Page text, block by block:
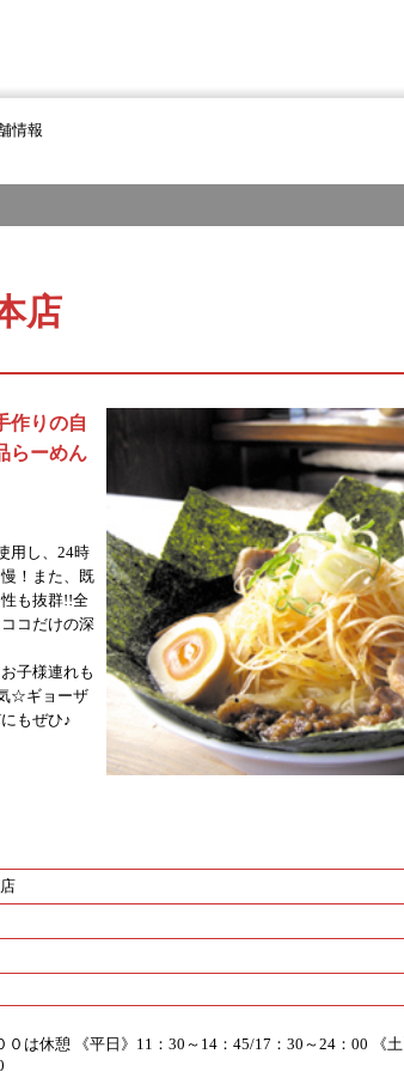
情報
店
作りの自
らーめん
用し、24時
！また、既
も抜群!!全
コだけの深
子様連れも
☆ギョーザ
もぜひ♪
０は休憩 《平日》11：30～14：45/17：30～24：00 《